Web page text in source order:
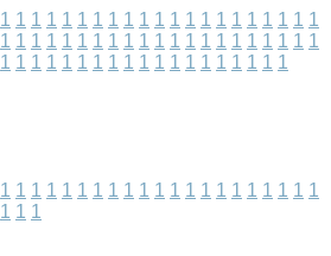
1 1 1 1 1 1 1 1 1 1 1 1 1 1 1 1 1 1 1 1 1
1 1 1 1 1 1 1 1 1 1 1 1 1 1 1 1 1 1 1 1 1
1 1 1 1 1 1 1 1 1 1 1 1 1 1 1 1 1 1 1
1 1 1 1 1 1 1 1 1 1 1 1 1 1 1 1 1 1 1 1 1
1 1 1